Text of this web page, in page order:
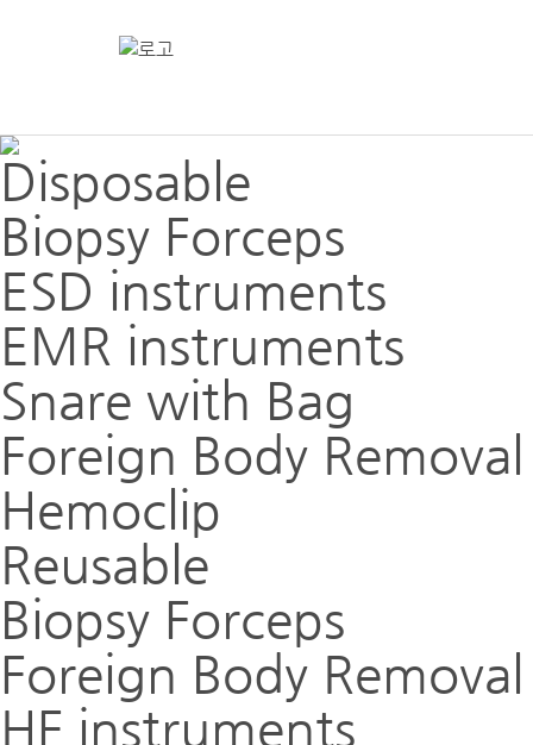
Disposable
Biopsy Forceps
ESD instruments
EMR instruments
Snare with Bag
Foreign Body Removal
Hemoclip
Reusable
Biopsy Forceps
Foreign Body Removal
HF instruments